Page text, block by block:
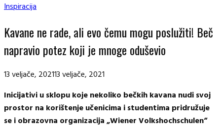
Inspiracija
Kavane ne rade, ali evo čemu mogu poslužiti! Beč
napravio potez koji je mnoge oduševio
13 veljače, 202113 veljače, 2021
Inicijativi u sklopu koje nekoliko bečkih kavana nudi svoj
prostor na korištenje učenicima i studentima pridružuje
se i obrazovna organizacija „Wiener Volkshochschulen“